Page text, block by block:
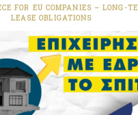
FOR EU COMPANIES – LONG-
LEASE OBLIGATIONS